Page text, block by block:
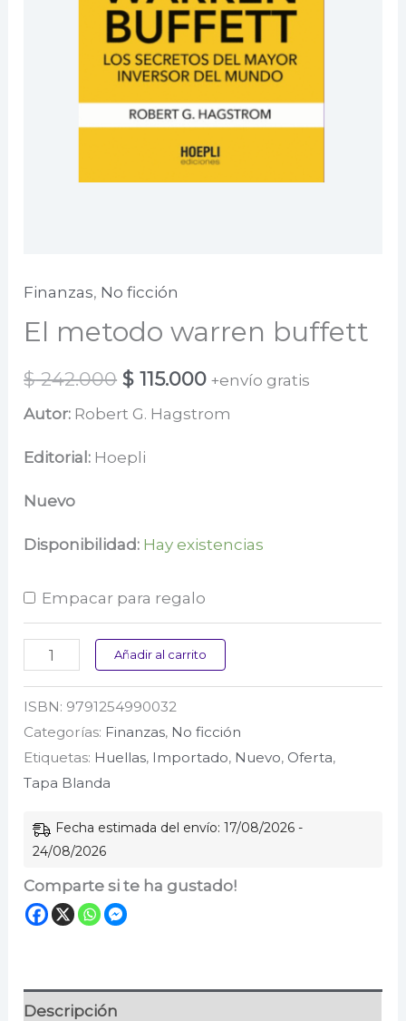
Finanzas, No ficción
El metodo warren buffett
$242.000 El
precio
original
$ 115.000El
precio
+envío gratis
Autor: Robert G. Hagstrom
Editorial: Hoepli
Nuevo
Disponibilidad: Hay existencias
Empacar para regalo
warren
buffett
cantidad
Añadir al carrito
ISBN: 9791254990032
Categorías: Finanzas, No ficción
Etiquetas: Huellas, Importado, Nuevo, Oferta,
Tapa Blanda
Fecha estimada del envío: 17/08/2026 -
24/08/2026
Comparte si te ha gustado!
Descripción